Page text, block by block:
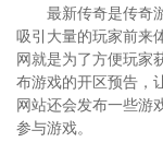
最新传奇是传奇
吸引大量的玩家前来
网就是为了方便玩家
布游戏的开区预告，
网站还会发布一些游
参与游戏。